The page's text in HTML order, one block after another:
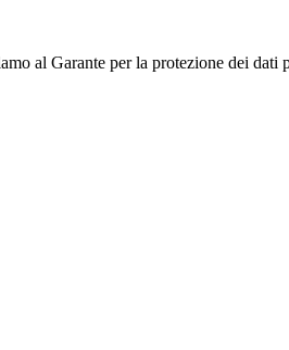
al Garante per la protezione dei dati